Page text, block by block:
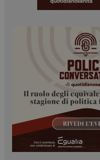
I cookie necessari
sito web
navigazione sulle
protette del sito. Il
funzionare
NOME
_ga